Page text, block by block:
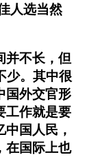
人选当然
并不长，但
少。其中很
国外交官形
工作就是要
国人民，
在国际上也